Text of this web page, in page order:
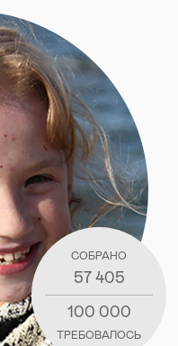
СОБРАНО
57 405
100 000
ТРЕБОВАЛОСЬ